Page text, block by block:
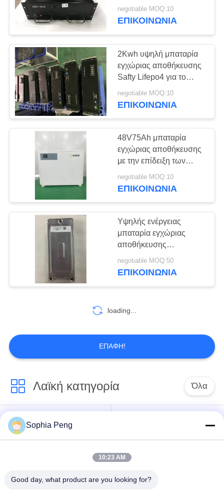
αποθήκευσης
επικοινωνίας για το UPS
negotiable MOQ:10
ΕΠΙΚΟΙΝΩΝΊΑ
2Kwh υψηλή μπαταρία
εγχώριας αποθήκευσης
Safty Lifepo4 για το
sataion βάσεων
τηλεπικοινωνιών, UPS,
negotiable MOQ:10
ΕΠΙΚΟΙΝΩΝΊΑ
48V75Ah μπαταρία
εγχώριας αποθήκευσης
με την επίδειξη των
οδηγήσεων και υψηλή
ενέργεια για την
negotiable MOQ:10
ΕΠΙΚΟΙΝΩΝΊΑ
Υψηλής ενέργειας
μπαταρία εγχώριας
αποθήκευσης
πυκνότητας 87.5Ah
NMC με το
και ενέργειας
negotiable MOQ:50
ΕΠΙΚΟΙΝΩΝΊΑ
loading...
ΕΠΑΦΉ!
Λαϊκή κατηγορία Όλα
Ηλεκτρική μπαταρία
μοτοσικλετών
αποθήκευσης
αποθήκευσης
Μπαταρία NMC
Sophia Peng
10:23 AM
Good day, what product are you looking for?